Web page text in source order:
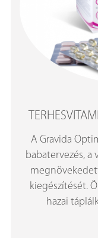
A Gravida
babatervezés, a
kiegészítését.
hazai